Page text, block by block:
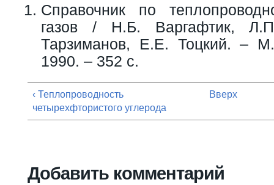
Справочник по
газов / Н.Б. Варгафтик,
Тарзиманов, Е.Е. Тоцкий. –
1990. – 352 с.
‹ Теплопроводность
четырехфтористого углерода
Вверх
Добавить комментарий